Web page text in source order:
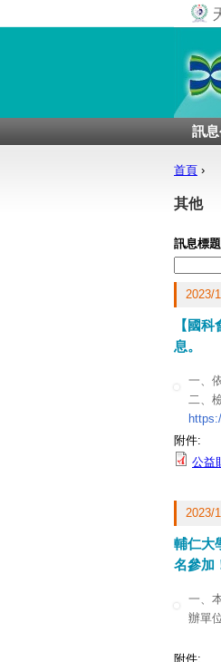
訊
您在
首頁 ›
其他
訊息標題
2023/
【國
息。
一、
二、
附件:
公益
2023/
輔仁大
名參加
一、
辦單
二、
附件: